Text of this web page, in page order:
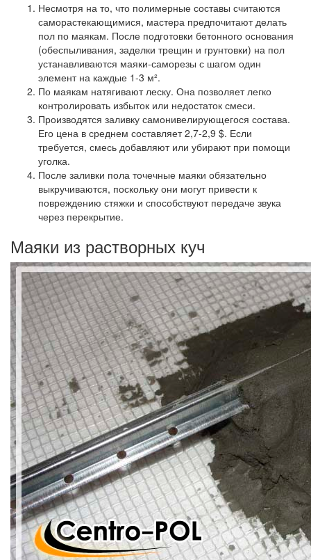
Несмотря на то, что полимерные составы считаются
саморастекающимися, мастера предпочитают делать
пол по маякам. После подготовки бетонного основания
(обеспыливания, заделки трещин и грунтовки) на пол
устанавливаются маяки-саморезы с шагом один
элемент на каждые 1-3 м².
По маякам натягивают леску. Она позволяет легко
контролировать избыток или недостаток смеси.
Производятся заливку самонивелирующегося состава.
Его цена в среднем составляет 2,7-2,9 $. Если
требуется, смесь добавляют или убирают при помощи
уголка.
После заливки пола точечные маяки обязательно
выкручиваются, поскольку они могут привести к
повреждению стяжки и способствуют передаче звука
через перекрытие.
Маяки из растворных куч